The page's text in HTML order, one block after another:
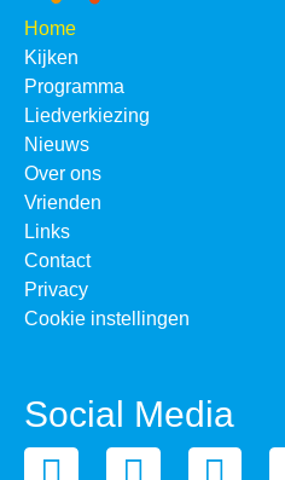
Home
Kijken
Programma
Liedverkiezing
Nieuws
Over ons
Vrienden
Links
Contact
Privacy
Cookie instellingen
Social Media